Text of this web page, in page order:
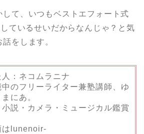
して、いつもベストエフォート式
ているせいだからなんじゃ？と気
をします。
：ネコムラニナ
のフリーライター兼塾講師、ゆ
にあ。
説・カメラ・ミュージカル鑑賞
はlunenoir-